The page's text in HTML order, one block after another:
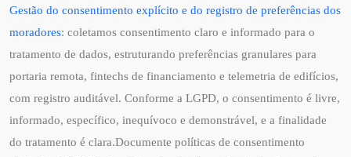
Gestão do consentimento explícito e do registro de preferências dos
moradores: coletamos consentimento claro e informado para o
tratamento de dados, estruturando preferências granulares para
portaria remota, fintechs de financiamento e telemetria de edifícios,
com registro auditável. Conforme a LGPD, o consentimento é livre,
informado, específico, inequívoco e demonstrável, e a finalidade
do tratamento é clara.Documente políticas de consentimento